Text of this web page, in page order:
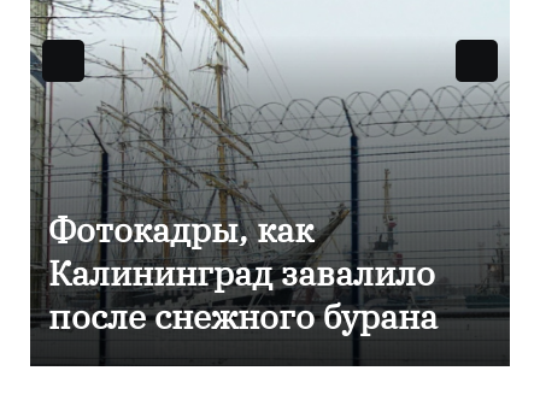
Фоторепортаж как в
Калининграде
эвакуировали ТЦ из-за
сообщения о